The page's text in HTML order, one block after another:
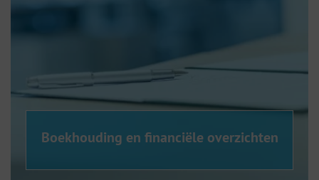
Boekhouding en financiële overzichten